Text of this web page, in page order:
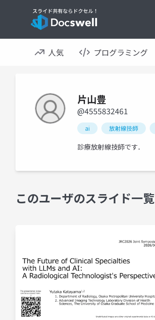
人気 プログラミング
片山豊
@4555832461
ai 放射線技師
診療放射線技師です．
このユーザのスライド一覧